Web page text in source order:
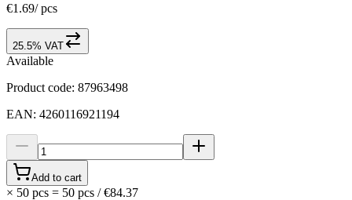
€1.69/ pcs
25.5% VAT
Available
Product code: 87963498
EAN: 4260116921194
Add to cart
× 50 pcs = 50 pcs / €84.37